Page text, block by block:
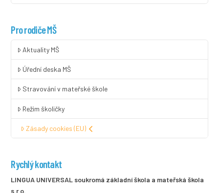
Pro rodiče MŠ
Aktuality MŠ
Úřední deska MŠ
Stravování v mateřské škole
Režim školičky
Zásady cookies (EU)
Rychlý kontakt
LINGUA UNIVERSAL soukromá základní škola a mateřská škola
s.r.o.